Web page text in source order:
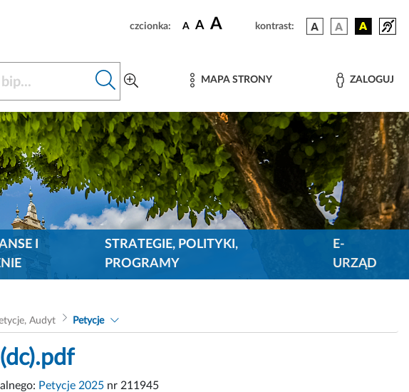
czcionka: A A A kontrast:
MAPA STRONY ZALOGUJ
I
STRATEGIE, POLITYKI,
PROGRAMY
E-
URZĄD
Audyt Petycje
Petycje 2025 nr 211945